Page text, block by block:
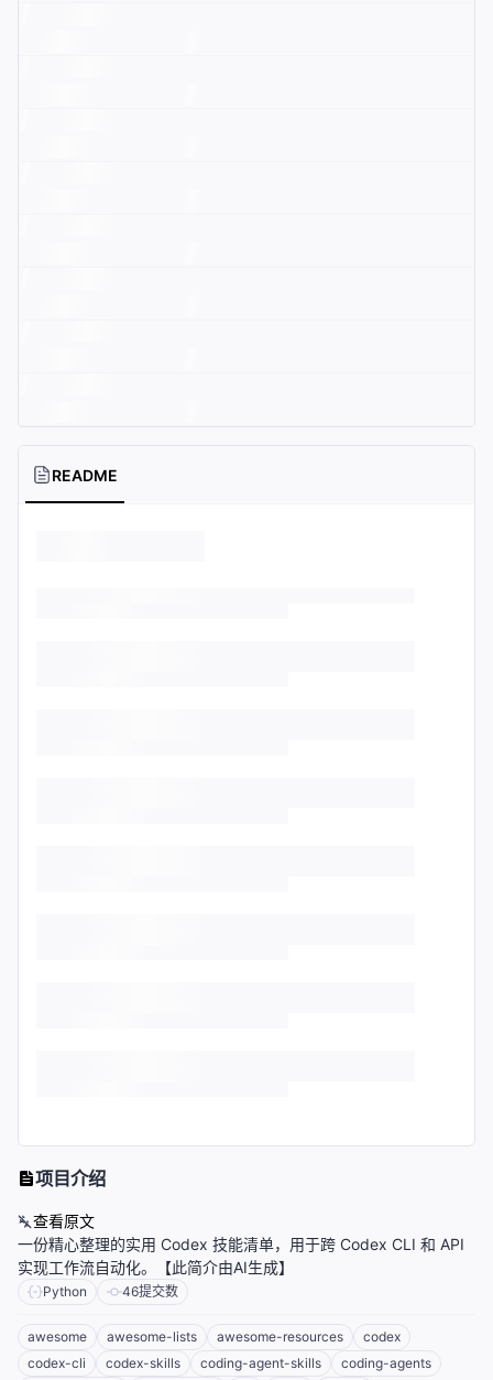
README
项目介绍
查看原文
一份精心整理的实用 Codex 技能清单，用于跨 Codex CLI 和 API
实现工作流自动化。【此简介由AI生成】
Python 46提交数
awesome awesome-lists awesome-resources
codex
codex-cli
codex-skills coding-agent-skills
coding-agents